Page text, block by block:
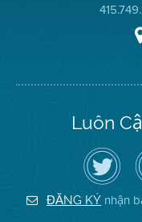
Luôn
Hãy
theo
dõi
Địa
Hạt
Không
ĐĂNG KÝ nhận